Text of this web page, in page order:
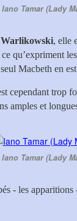
Iano Tamar (Lady
, elle
qu’expriment
Macbeth en
cependant trop
amples et
Iano Tamar (Lady
- les